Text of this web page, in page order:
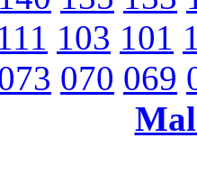
103 101
070 069